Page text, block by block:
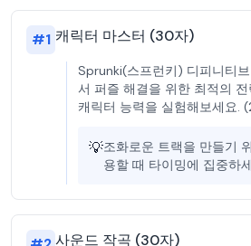
#1 캐릭터 마스터 (30자)
Sprunki(스프런키) 디피니티
서 퍼즐 해결을 위한 최적의
캐릭터 능력을 실험해보세요.
💡조화로운 트랙을 만들기
용할 때 타이밍에 집중하
사운드 작곡 (30자)